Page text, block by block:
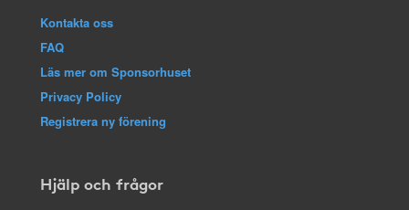
Kontakta oss
FAQ
Läs mer om Sponsorhuset
Privacy Policy
Registrera ny förening
Hjälp och frågor